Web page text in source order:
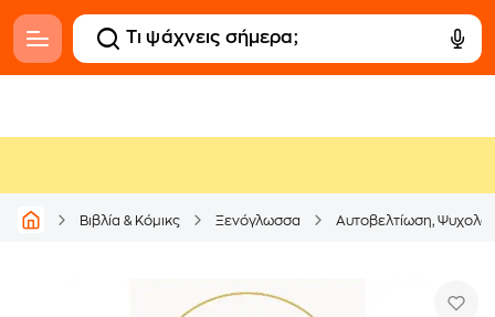
Βιβλία & Κόμικς Ξενόγλωσσα Αυτοβελτίωση,